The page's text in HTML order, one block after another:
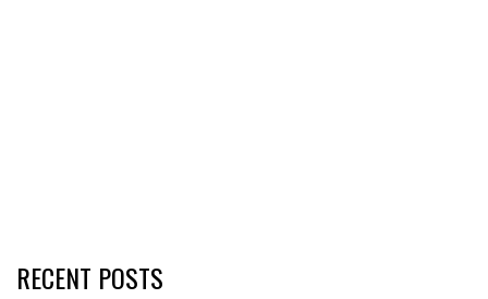
RECENT POSTS